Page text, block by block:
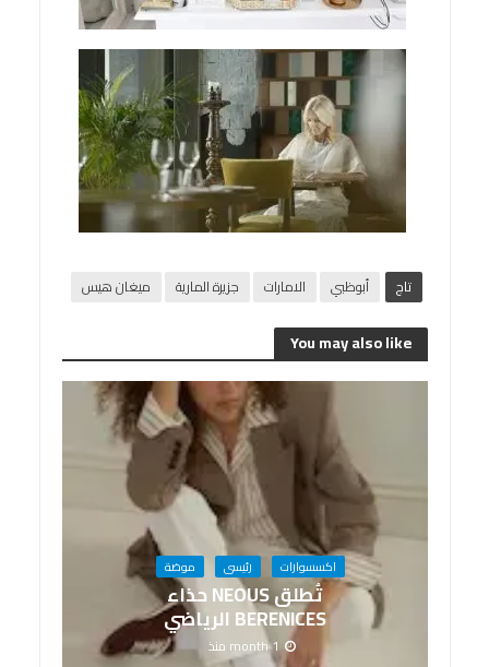
تاج أبوظبي الامارات جزيرة المارية ميغان هيس
You may also like
اكسسوارات رئيسى موضة
تُطلق NEOUS حذاء
BERENICES الرياضي
1 month منذ